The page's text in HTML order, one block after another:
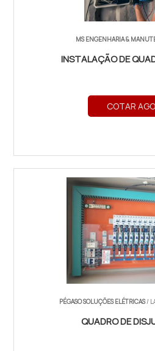
MS ENGENHARIA &
INSTALAÇÃO DE
COTAR
PÉGASO SOLUÇÕES ELÉTRICAS/
QUADRO DE